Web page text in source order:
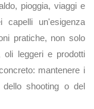
pioggia, viaggi e
capelli un'esigenza
pratiche, non solo
oli leggeri e prodotti
mantenere i
shooting o del